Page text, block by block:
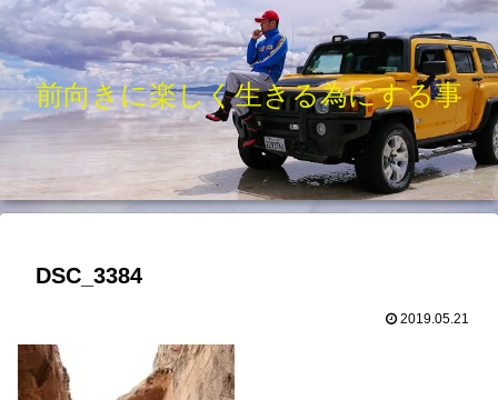
前向きに楽しく生きる為にする事
DSC_3384
2019.05.21